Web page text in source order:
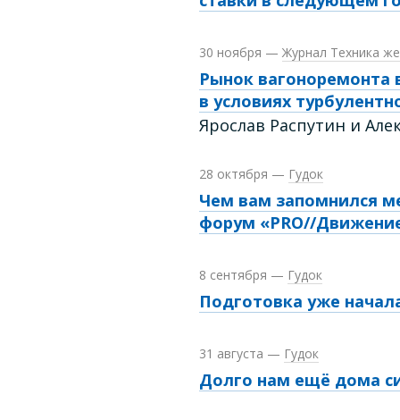
30 ноября — Журнал Техника
Рынок вагоноремонта
в условиях
Ярослав Распутин и
28 октября — Гудок
Чем вам запомнился
форум «PRO//
8 сентября — Гудок
Подготовка уже
31 августа — Гудок
Долго нам ещё дома